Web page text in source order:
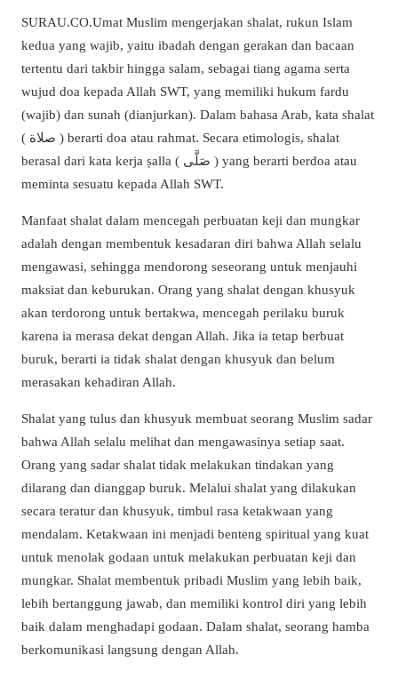
SURAU.CO.Umat Muslim mengerjakan shalat, rukun Islam
kedua yang wajib, yaitu ibadah dengan gerakan dan bacaan
tertentu dari takbir hingga salam, sebagai tiang agama serta
wujud doa kepada Allah SWT, yang memiliki hukum fardu
(wajib) dan sunah (dianjurkan). Dalam bahasa Arab, kata shalat
( صلاة ) berarti doa atau rahmat. Secara etimologis, shalat
berasal dari kata kerja ṣalla ( صَلَّى ) yang berarti berdoa atau
meminta sesuatu kepada Allah SWT.
Manfaat shalat dalam mencegah perbuatan keji dan mungkar
adalah dengan membentuk kesadaran diri bahwa Allah selalu
mengawasi, sehingga mendorong seseorang untuk menjauhi
maksiat dan keburukan. Orang yang shalat dengan khusyuk
akan terdorong untuk bertakwa, mencegah perilaku buruk
karena ia merasa dekat dengan Allah. Jika ia tetap berbuat
buruk, berarti ia tidak shalat dengan khusyuk dan belum
merasakan kehadiran Allah.
Shalat yang tulus dan khusyuk membuat seorang Muslim sadar
bahwa Allah selalu melihat dan mengawasinya setiap saat.
Orang yang sadar shalat tidak melakukan tindakan yang
dilarang dan dianggap buruk. Melalui shalat yang dilakukan
secara teratur dan khusyuk, timbul rasa ketakwaan yang
mendalam. Ketakwaan ini menjadi benteng spiritual yang kuat
untuk menolak godaan untuk melakukan perbuatan keji dan
mungkar. Shalat membentuk pribadi Muslim yang lebih baik,
lebih bertanggung jawab, dan memiliki kontrol diri yang lebih
baik dalam menghadapi godaan. Dalam shalat, seorang hamba
berkomunikasi langsung dengan Allah.